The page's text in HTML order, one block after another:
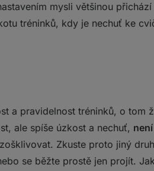
mysli většinou
tréninků, kdy je nechuť ke
a pravidelnost tréninků, o tom
ale spíše úzkost a nechuť,
Zkuste proto jiný
se běžte prostě jen projít.